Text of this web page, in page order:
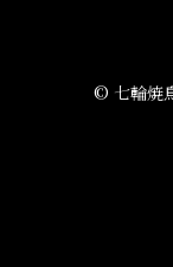
© 七輪焼